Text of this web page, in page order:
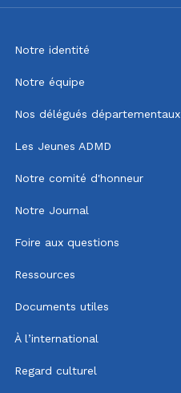
Notre identité
Notre équipe
Nos délégués départementaux
Les Jeunes ADMD
Notre comité d'honneur
Notre Journal
Foire aux questions
Ressources
Documents utiles
À l’international
Regard culturel